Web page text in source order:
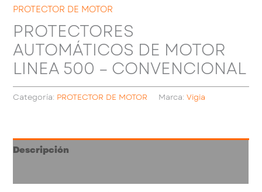
PROTECTOR DE MOTOR
PROTECTORES
AUTOMÁTICOS DE MOTOR
LINEA 500 – CONVENCIONAL
Categoría: PROTECTOR DE MOTOR Marca:Vigia
Descripción